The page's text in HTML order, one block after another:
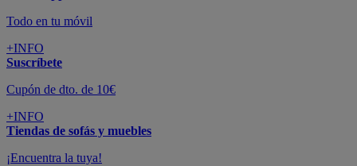
Todo en tu móvil
+INFO
Suscríbete
Cupón de dto. de 10€
+INFO
Tiendas de sofás y muebles
¡Encuentra la tuya!